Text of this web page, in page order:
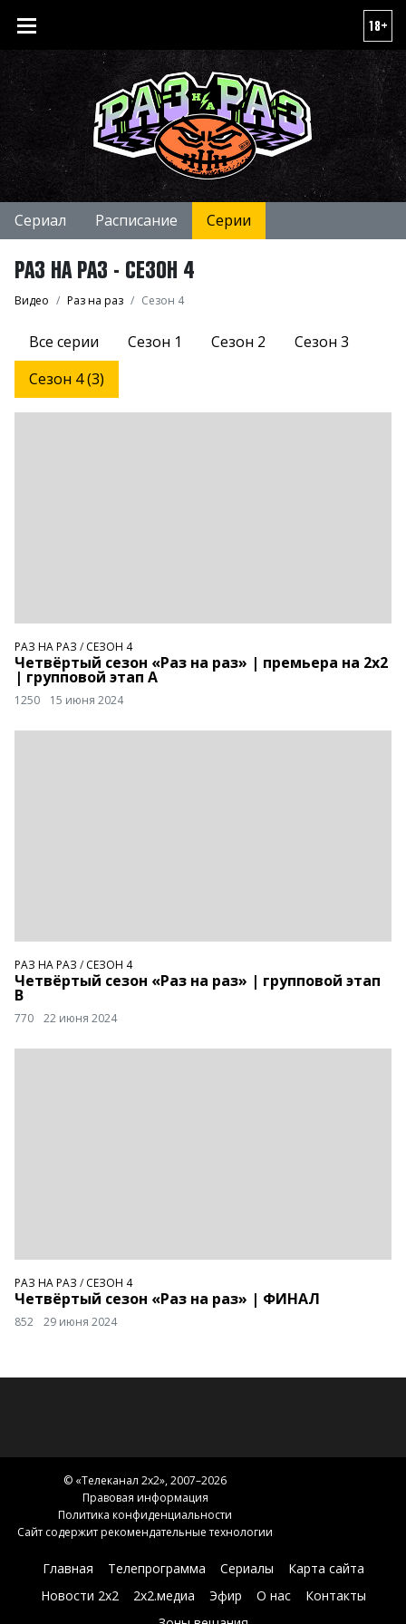
18+
Сериал Расписание Серии
РАЗ НА РАЗ - СЕЗОН 4
Видео Раз на раз Сезон 4
Все серии Сезон 1 Сезон 2
Сезон 3
Сезон 4 (3)
РАЗ НА РАЗ / СЕЗОН 4
Четвёртый сезон «Раз на раз» | премьера на 2х2
| групповой этап А
1250 15 июня 2024
РАЗ НА РАЗ / СЕЗОН 4
Четвёртый сезон «Раз на раз» | групповой этап
В
770 22 июня 2024
РАЗ НА РАЗ / СЕЗОН 4
Четвёртый сезон «Раз на раз» | ФИНАЛ
852 29 июня 2024
© «Телеканал 2x2», 2007–2026
Правовая информация
Политика конфиденциальности
Сайт содержит рекомендательные технологии
Главная Телепрограмма Сериалы
Карта сайта
Новости 2х2
2х2.медиа Эфир О нас
Контакты